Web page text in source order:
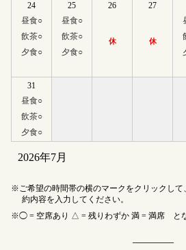
24
昼食○
飲茶○
夕食○
25
昼食○
飲茶○
夕食○
26
休
27
休
31
昼食○
飲茶○
夕食○
2026年7月
ご希望の時間帯の横のマークをクリックし
約内容を入力してください。
◯ = 空席あり △ = 残りわずか 満 = 満席 とな